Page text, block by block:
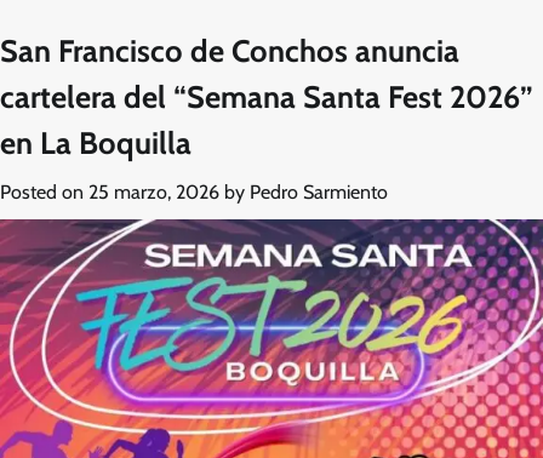
San Francisco de Conchos anuncia
cartelera del “Semana Santa Fest 2026”
en La Boquilla
Posted on 25 marzo, 2026 by Pedro Sarmiento